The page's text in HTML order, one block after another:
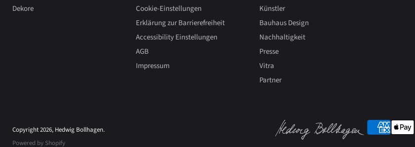
Dekore
Cookie-Einstellungen
Erklärung zur Barrierefreiheit
Accessibility Einstellungen
AGB
Impressum
Künstler
Bauhaus Design
Nachhaltigkeit
Presse
Vitra
Partner
Copyright 2026, Hedwig Bollhagen.
Powered by Shopify